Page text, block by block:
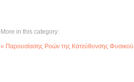
More in this category:
« Παρουσίασης Ροών της Κατεύθυνσης